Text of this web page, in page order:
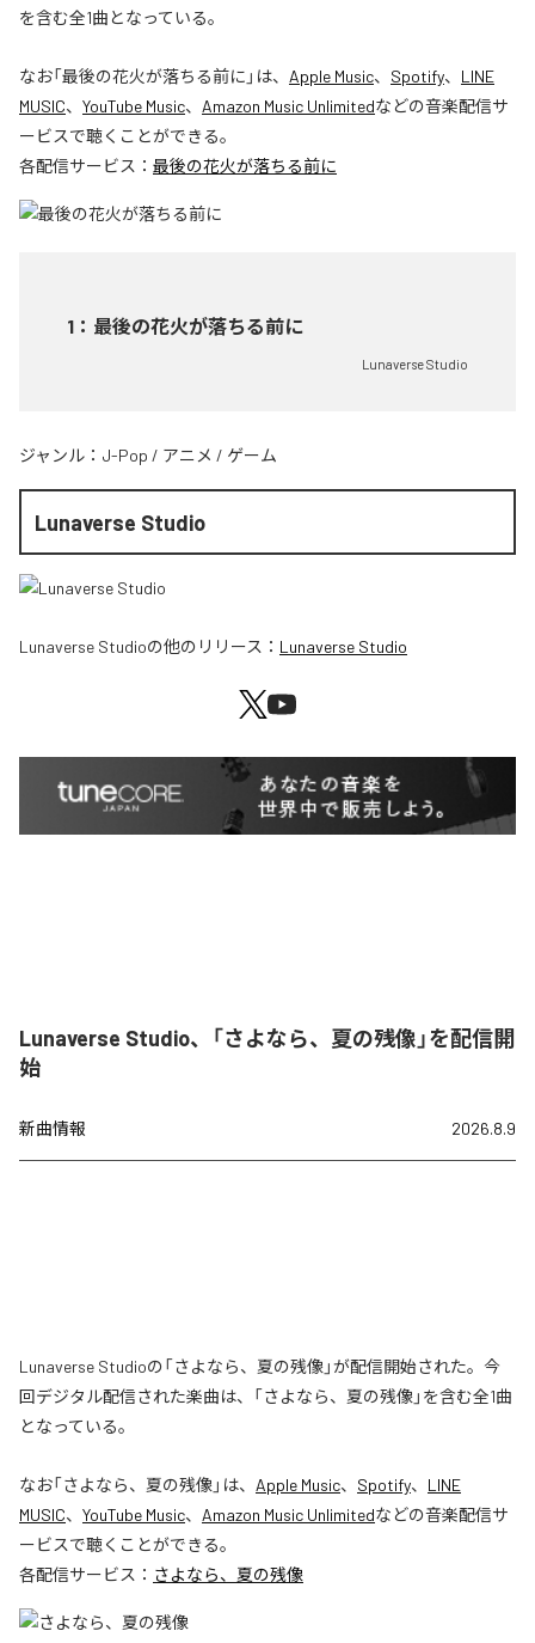
を含む全1曲となっている。
なお「最後の花火が落ちる前に 」は、 Apple Music、 Spotify、 LINE
MUSIC、 YouTube Music、 Amazon Music Unlimitedなどの音楽配信サ
ービスで聴くことができる。
各配信サービス： 最後の花火が落ちる前に
1 ： 最後の花火が落ちる前に
Lunaverse Studio
ジャンル： J-Pop / アニメ / ゲーム
Lunaverse Studio
Lunaverse Studioの他のリリース： Lunaverse Studio
Lunaverse Studio、「さよなら、夏の残像」を配信開
始
新曲情報 2026.8.9
Lunaverse Studioの「さよなら、夏の残像」が配信開始された。今
回デジタル配信された楽曲は、「さよなら、夏の残像」を含む全1曲
となっている。
なお「さよなら、夏の残像」は、 Apple Music、 Spotify、 LINE
MUSIC、 YouTube Music、 Amazon Music Unlimitedなどの音楽配信サ
ービスで聴くことができる。
各配信サービス： さよなら、夏の残像